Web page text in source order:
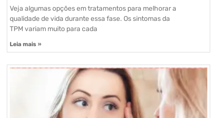
Veja algumas opções em tratamentos para melhorar a
qualidade de vida durante essa fase. Os sintomas da
TPM variam muito para cada
Leia mais »